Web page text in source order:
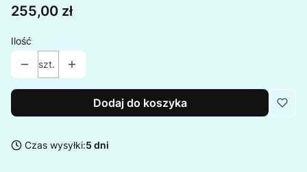
Cena
255,00 zł
Ilość
szt.
Dodaj do koszyka
Czas wysyłki:5 dni